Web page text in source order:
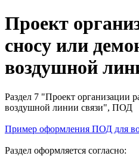
Проект
сносу или
воздушной
Раздел 7 "Проект организации
воздушной линии связи", ПОД
Пример оформления ПОД для
Раздел оформляется согласно: